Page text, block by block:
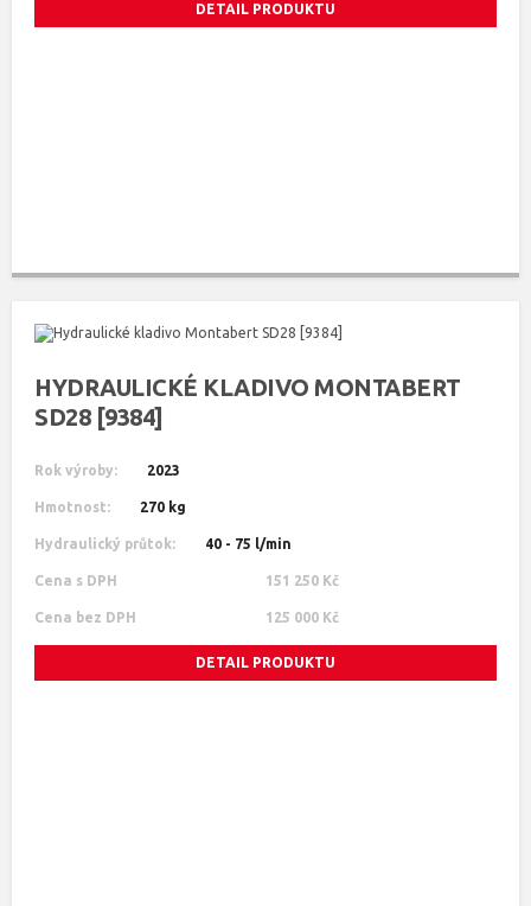
DETAIL PRODUKTU
HYDRAULICKÉ KLADIVO MONTABERT
SD28 [9384]
Rok výroby: 2023
Hmotnost: 270 kg
Hydraulický průtok: 40 - 75 l/min
Cena s DPH 151 250 Kč
Cena bez DPH 125 000 Kč
DETAIL PRODUKTU